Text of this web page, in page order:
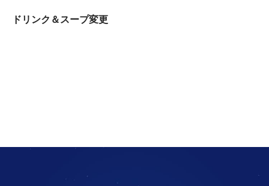
ドリンク＆スープ変更